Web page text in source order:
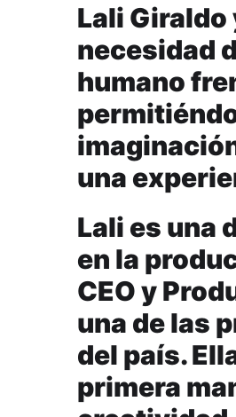
Lali Giraldo
necesidad
humano
una
Lali es una
en la
CEO y
una de las
del país.
primera